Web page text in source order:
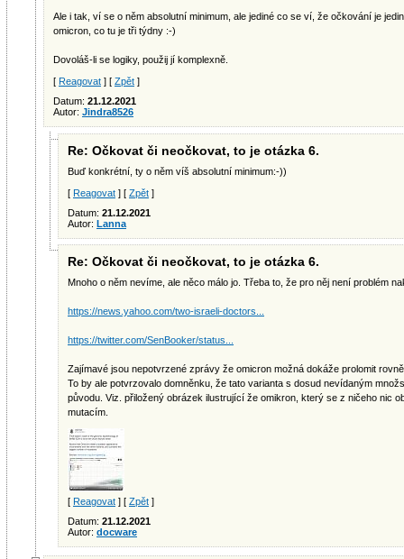
Ale i tak, ví se o něm absolutní minimum, ale jediné co se ví, že očkování je
omicron, co tu je tři týdny :-)
Dovoláš-li se logiky, použij jí komplexně.
[ Reagovat ] [ Zpět ]
Datum: 21.12.2021
Autor: Jindra8526
Re: Očkovat či neočkovat, to je otázka 6.
Buď konkrétní, ty o něm víš absolutní minimum:-))
[ Reagovat ] [ Zpět ]
Datum: 21.12.2021
Autor: Lanna
Re: Očkovat či neočkovat, to je otázka 6.
Mnoho o něm nevíme, ale něco málo jo. Třeba to, že pro něj není problém
https://news.yahoo.com/two-israeli-doctors...
https://twitter.com/SenBooker/status...
Zajímavé jsou nepotvrzené zprávy že omicron možná dokáže prolomit
To by ale potvrzovalo domněnku, že tato varianta s dosud nevídaným
původu. Viz. přiložený obrázek ilustrující že omikron, který se z ničeho nic
mutacím.
[ Reagovat ] [ Zpět ]
Datum: 21.12.2021
Autor: docware